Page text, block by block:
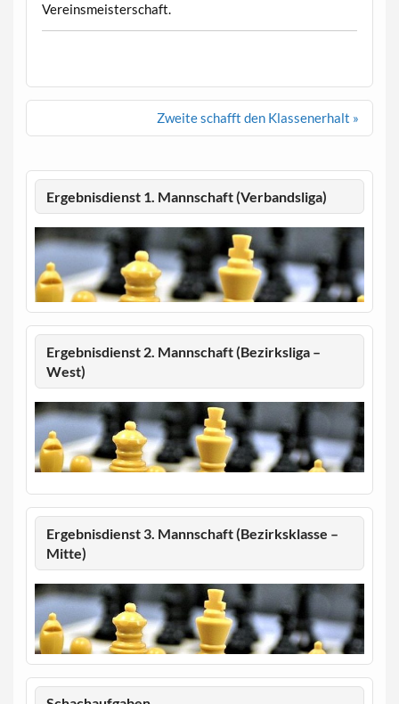
Vereinsmeisterschaft.
Zweite schafft den Klassenerhalt »
Ergebnisdienst 1. Mannschaft (Verbandsliga)
Ergebnisdienst 2. Mannschaft (Bezirksliga –
West)
Ergebnisdienst 3. Mannschaft (Bezirksklasse –
Mitte)